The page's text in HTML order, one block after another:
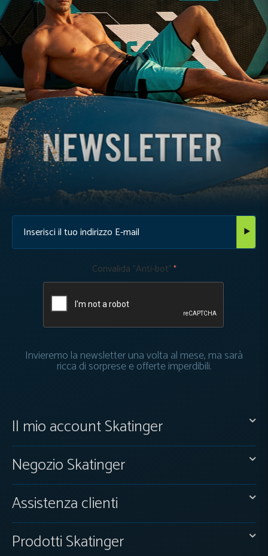
Convalida "Anti-bot"
Invieremo la newsletter una volta al mese, ma sarà
ricca di sorprese e offerte imperdibili.
Il mio account Skatinger
Negozio Skatinger
Assistenza clienti
Prodotti Skatinger